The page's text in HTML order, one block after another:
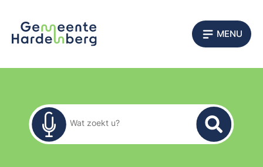
MENU
Zoekformulier
Wat zoekt u?